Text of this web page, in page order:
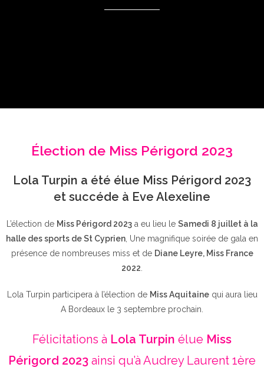
Élection de Miss Périgord 2023
Lola Turpin a été élue Miss Périgord 2023
et succéde à Eve Alexeline
L’élection de Miss Périgord 2023a eu lieu le Samedi 8 juillet à la
halle des sports de St Cyprien , Une magnifique soirée de gala en
présence de nombreuses miss et de Diane Leyre, Miss France
2022
Lola Turpin participera à l’élection de Miss Aquitainequi aura lieu
A Bordeaux le 3 septembre prochain.
Félicitations à Lola Turpin élue Miss
Périgord 2023 ainsi qu’à Audrey Laurent 1ère